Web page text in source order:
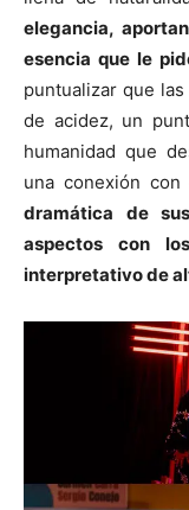
elegancia,
esencia que le
puntualizar que
de acidez, un
humanidad que
una conexión
dramática de
aspectos con
interpretativo de